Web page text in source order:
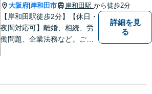
大阪府 岸和田市 岸和田駅 から徒歩2分
【岸和田駅徒歩2分】【休日・
夜間対応可】離婚、相続、労
働問題、企業法務など。ご依
はお一人で抱えず、ぜひ弁護
詳細を見
る